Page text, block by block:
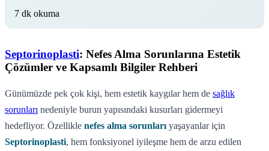
7 dk okuma
Septorinoplasti: Nefes Alma Sorunlarına Estetik
Çözümler ve Kapsamlı Bilgiler Rehberi
Günümüzde pek çok kişi, hem estetik kaygılar hem de sağlık
sorunları nedeniyle burun yapısındaki kusurları gidermeyi
hedefliyor. Özellikle nefes alma sorunları yaşayanlar için
Septorinoplasti, hem fonksiyonel iyileşme hem de arzu edilen